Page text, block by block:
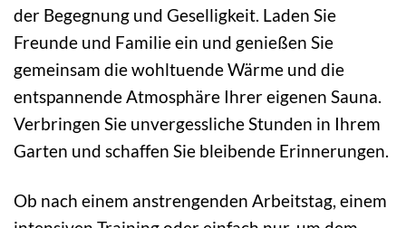
der Begegnung und Geselligkeit. Laden Sie
Freunde und Familie ein und genießen Sie
gemeinsam die wohltuende Wärme und die
entspannende Atmosphäre Ihrer eigenen Sauna.
Verbringen Sie unvergessliche Stunden in Ihrem
Garten und schaffen Sie bleibende Erinnerungen.
Ob nach einem anstrengenden Arbeitstag, einem